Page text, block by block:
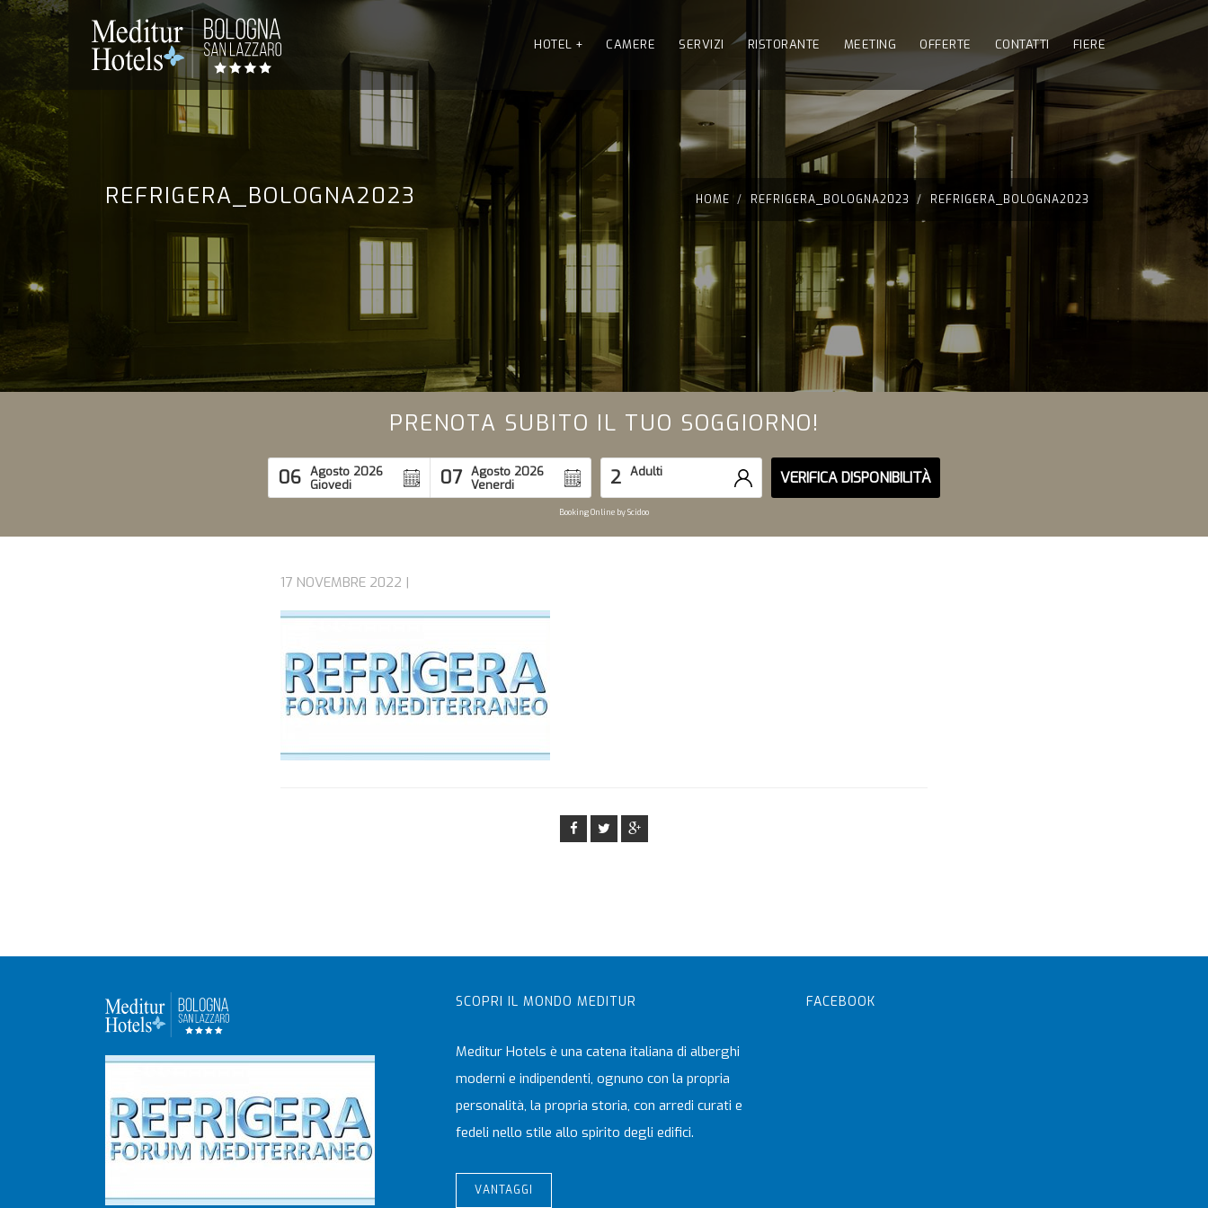
HOTEL + CAMERE SERVIZI RISTORANTE MEETING OFFERTE CONTATTI FIERE
REFRIGERA_BOLOGNA2023 HOME REFRIGERA_BOLOGNA2023 REFRIGERA_BOLOGNA2023
PRENOTA SUBITO IL TUO SOGGIORNO!
06 Agosto 2026
Giovedi
07 Agosto 2026
Venerdi
2 Adulti VERIFICA DISPONIBILITÀ
Booking Online by Scidoo
17 NOVEMBRE 2022 |
SCOPRI IL MONDO MEDITUR
Meditur Hotels è una catena italiana di alberghi
moderni e indipendenti, ognuno con la propria
personalità, la propria storia, con arredi curati e
fedeli nello stile allo spirito degli edifici.
VANTAGGI
FACEBOOK